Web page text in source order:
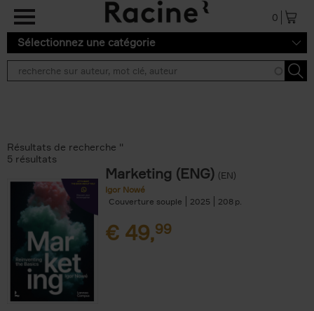
Aller au contenu principal
0
Sélectionnez une catégorie
Résultats de recherche ''
5 résultats
Marketing (ENG) (EN)
Igor Nowé
Couverture souple
2025 208
€ 49,99